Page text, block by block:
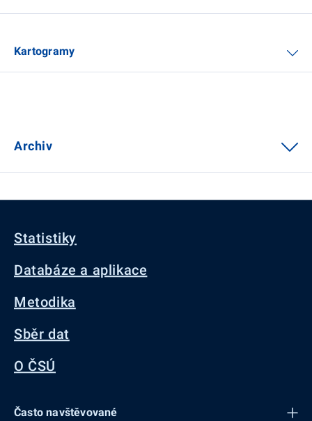
Kartogramy
Archiv
Statistiky
Databáze a aplikace
Metodika
Sběr dat
O ČSÚ
Často navštěvované